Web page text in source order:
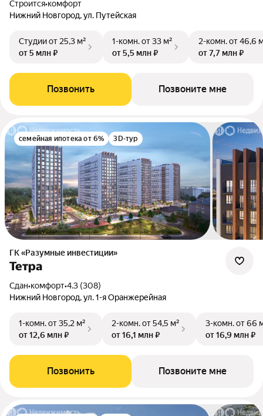
Строится•комфорт
Нижний Новгород, ул. Путейская
Студииот 25,3 м²
от 5 млн ₽
1-комн.от 33 м²
от 5,5 млн ₽
2-комн.от 46,6
от 7,7 млн ₽
Позвонить Позвоните мне
семейная ипотека от 6% 3D-тур
ГК «Разумные инвестиции»
Тетра
Сдан•комфорт•4.3 (308)
Нижний Новгород, ул. 1-я Оранжерейная
1-комн.от 35,2 м²
от 12,6 млн ₽
2-комн.от 54,5 м²
от 16,1 млн ₽
3-комн.от 66
от 16,9 млн ₽
Позвонить Позвоните мне